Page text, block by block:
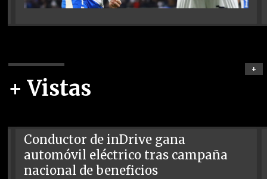
+ Vistas
+
Conductor de inDrive gana
automóvil eléctrico tras campaña
nacional de beneficios